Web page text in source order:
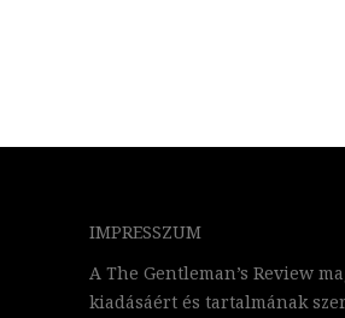
IMPRESSZUM
A The Gentleman’s Review
kiadásáért és tartalmának